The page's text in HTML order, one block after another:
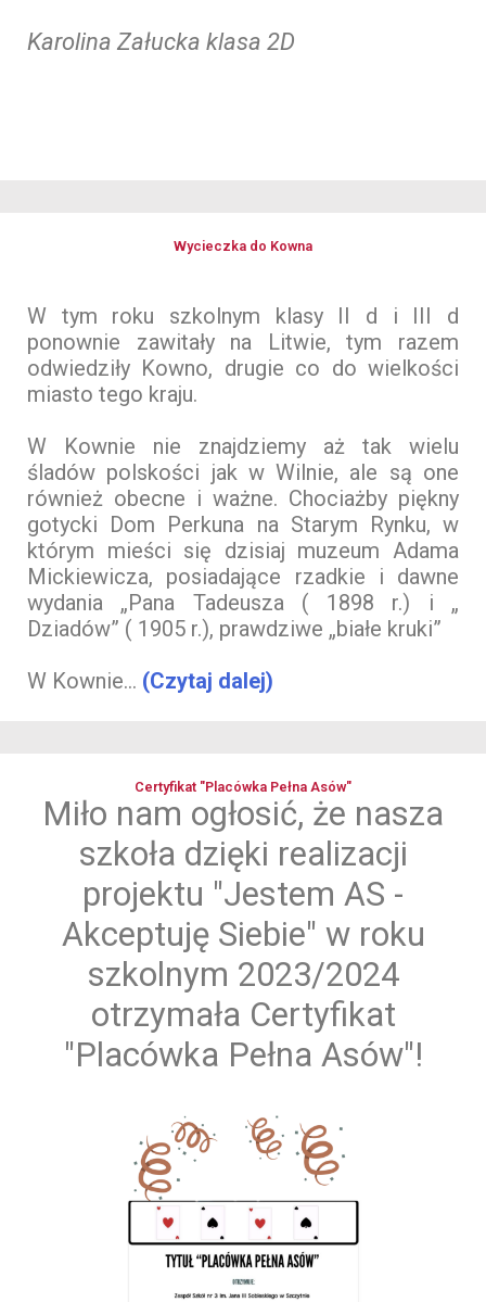
Karolina Załucka klasa 2D
Wycieczka do Kowna
W tym roku szkolnym klasy II d i III d
ponownie zawitały na Litwie, tym razem
odwiedziły Kowno, drugie co do wielkości
miasto tego kraju.
W Kownie nie znajdziemy aż tak wielu
śladów polskości jak w Wilnie, ale są one
również obecne i ważne. Chociażby piękny
gotycki Dom Perkuna na Starym Rynku, w
którym mieści się dzisiaj muzeum Adama
Mickiewicza, posiadające rzadkie i dawne
wydania „Pana Tadeusza ( 1898 r.) i „
Dziadów” ( 1905 r.), prawdziwe „białe kruki”
W Kownie... (Czytaj dalej)
Certyfikat "Placówka Pełna Asów"
Miło nam ogłosić, że nasza
szkoła dzięki realizacji
projektu "Jestem AS -
Akceptuję Siebie" w roku
szkolnym 2023/2024
otrzymała Certyfikat
"Placówka Pełna Asów"!